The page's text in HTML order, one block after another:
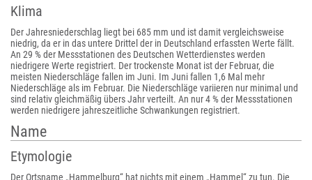
Klima
Der Jahresniederschlag liegt bei 685 mm und ist damit vergleichsweise
niedrig, da er in das untere Drittel der in Deutschland erfassten Werte fällt.
An 29 % der Messstationen des Deutschen Wetterdienstes werden
niedrigere Werte registriert. Der trockenste Monat ist der Februar, die
meisten Niederschläge fallen im Juni. Im Juni fallen 1,6 Mal mehr
Niederschläge als im Februar. Die Niederschläge variieren nur minimal und
sind relativ gleichmäßig übers Jahr verteilt. An nur 4 % der Messstationen
werden niedrigere jahreszeitliche Schwankungen registriert.
Name
Etymologie
Der Ortsname „Hammelburg“ hat nichts mit einem „Hammel“ zu tun. Die